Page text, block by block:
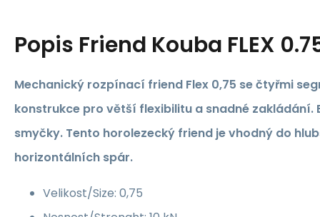
Popis Friend Kouba FLEX
Mechanický rozpínací friend Flex 0,75 se čtyřmi
konstrukce pro větší flexibilitu a snadné zakládání.
smyčky. Tento horolezecký friend je vhodný do
horizontálních spár.
Velikost/Size: 0,75